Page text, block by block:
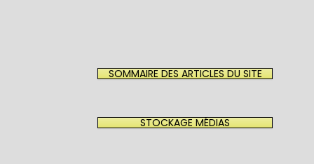
SOMMAIRE DES ARTICLES DU SITE
STOCKAGE MÉDIAS